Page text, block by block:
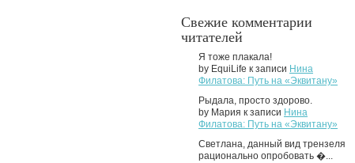
Свежие комментарии
читателей
Я тоже плакала!
by EquiLife к записи Нина
Филатова: Путь на «Эквитану»
Рыдала, просто здорово.
by Мария к записи Нина
Филатова: Путь на «Эквитану»
Светлана, данный вид трензеля
рационально опробовать �...